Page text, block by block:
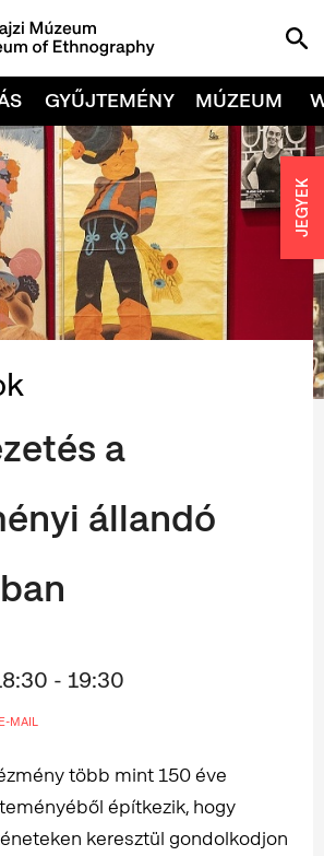
GYŰJTEMÉNY MÚZEUM
a
állandó
- 19:30
E-MAIL
több mint 150 éve
építkezik, hogy
keresztül gondolkodjon
JEGYEK